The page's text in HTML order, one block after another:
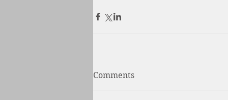
Comments